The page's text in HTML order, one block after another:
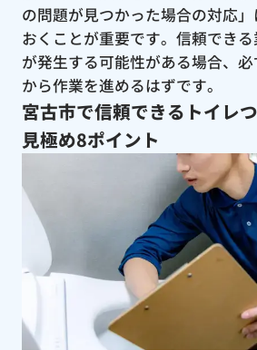
の問題が見つかった場合の対応
おくことが重要です。信頼でき
が発生する可能性がある場合、
から作業を進めるはずです。
宮古市で信頼できるトイレ
見極め8ポイント